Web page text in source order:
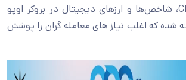
ارزهای فارکس ، CFD، شاخص‌ها و ارزهای دیجیتال در بروکر اوپو
شده که اغلب نیاز های معامله گران را پوشش